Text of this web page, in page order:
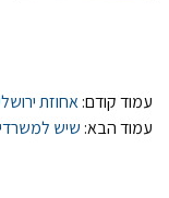
עמוד קודם:אחוזת
עמוד הבא: שיש